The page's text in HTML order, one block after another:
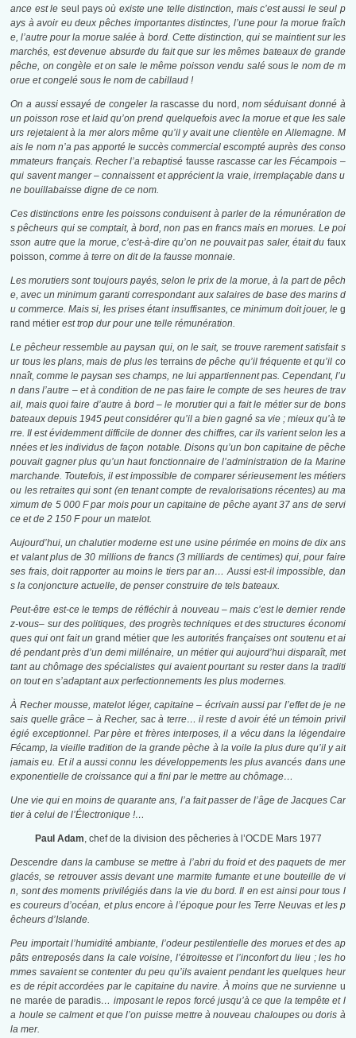
ance est le seul paysoù existe une telle distinction, mais c’est aussi le seul p
ays à avoir eu deux pêches importantes distinctes, l’une pour la morue fraîch
e, l’autre pour la morue salée à bord. Cette distinction, qui se maintient sur les
marchés, est devenue absurde du fait que sur les mêmes bateaux de grande
pêche, on congèle et on sale le même poisson vendu salé sous le nom de m
orue et congelé sous le nom de cabillaud !
On a aussi essayé de congeler larascasse du nord, nom séduisant donné à
un poisson rose et laid qu’on prend quelquefois avec la morue et que les sale
urs rejetaient à la mer alors même qu’il y avait une clientèle en Allemagne. M
ais le nom n’a pas apporté le succès commercial escompté auprès des conso
mmateurs français. Recher l’a rebaptisé fausse rascasse car les Fécampois –
qui savent manger– connaissent et apprécient la vraie, irremplaçable dans u
ne bouillabaisse digne de ce nom.
Ces distinctions entre les poissons conduisent à parler de la rémunération de
s pêcheurs qui se comptait, à bord, non pas en francs mais en morues. Le poi
sson autre que la morue, c’est-à-dire qu’on ne pouvait pas saler, était du faux
poisson,comme à terre on dit de la fausse monnaie.
Les morutiers sont toujours payés, selon le prix de la morue, à la part de pêch
e, avec un minimum garanti correspondant aux salaires de base des marins d
u commerce. Mais si, les prises étant insuffisantes, ce minimum doit jouer, le g
rand métier est trop dur pour une telle rémunération.
Le pêcheur ressemble au paysan qui, on le sait, se trouve rarement satisfait s
ur tous les plans, mais de plus les terrains de pêche qu’il fréquente et qu’il co
nnaît, comme le paysan ses champs, ne lui appartiennent pas. Cependant, l’u
n dans l’autre –et à condition de ne pas faire le compte de ses heures de trav
ail, mais quoi faire d’autre à bord –le morutier qui a fait le métier sur de bons
bateaux depuis 1945 peut considérer qu’il a bien gagné sa vie ; mieux qu’à te
rre. Il est évidemment difficile de donner des chiffres, car ils varient selon les a
nnées et les individus de façon notable. Disons qu’un bon capitaine de pêche
pouvait gagner plus qu’un haut fonctionnaire de l’administration de la Marine
marchande. Toutefois, il est impossible de comparer sérieusement les métiers
ou les retraites qui sont (en tenant compte de revalorisations récentes) au ma
ximum de 5 000 F par mois pour un capitaine de pêche ayant 37 ans de servi
ce et de 2 150 F pour un matelot.
Aujourd’hui, un chalutier moderne est une usine périmée en moins de dix ans
et valant plus de 30 millions de francs (3 milliards de centimes) qui, pour faire
ses frais, doit rapporter au moins le tiers par an… Aussi est-il impossible, dan
s la conjoncture actuelle, de penser construire de tels bateaux.
Peut-être est-ce le temps de réfléchir à nouveau– mais c’est le dernier rende
z-vous– sur des politiques, des progrès techniques et des structures économi
ques qui ont fait un grand métierque les autorités françaises ont soutenu et ai
dé pendant près d’un demi millénaire, un métier qui aujourd’hui disparaît, met
tant au chômage des spécialistes qui avaient pourtant su rester dans la traditi
on tout en s’adaptant aux perfectionnements les plus modernes.
À Recher mousse, matelot léger, capitaine– écrivain aussi par l’effet de je ne
sais quelle grâce – à Recher, sac à terre… il reste d avoir étéun témoin privil
égié exceptionnel. Par père et frères interposes,il a vécu dans la légendaire
Fécamp, la vieille tradition de la grande pèche à la voile la plus dure qu’il y ait
jamais eu. Et il a aussi connu les développements les plus avancés dans une
exponentielle de croissance qui a fini par le mettre au chômage…
Une vie qui en moins de quarante ans, l’a fait passer de l’âge de Jacques Car
tier à celui de l’Électronique !…
Paul Adam, chef de la division des pêcheries à l’OCDE Mars 1977
Descendre dans la cambuse se mettre à l’abri du froid et des paquets de mer
glacés, se retrouver assis devant une marmite fumante et une bouteille de vi
n, sont des moments privilégiés dans la vie du bord. Il en est ainsi pour tous l
es coureurs d’océan, et plus encore à l’époque pour les Terre Neuvas et les p
êcheurs d’Islande.
Peu importait l’humidité ambiante, l’odeur pestilentielle des morues et des ap
pâts entreposés dans la cale voisine, l’étroitesse et l’inconfort du lieu ; les ho
mmes savaient se contenter du peu qu’ils avaient pendant les quelques heur
es de répit accordées par le capitaine du navire. À moins que ne survienne u
ne marée de paradis… imposant le repos forcé jusqu’à ce que la tempête et l
a houle se calment et que l’on puisse mettre à nouveau chaloupes ou doris à
la mer.